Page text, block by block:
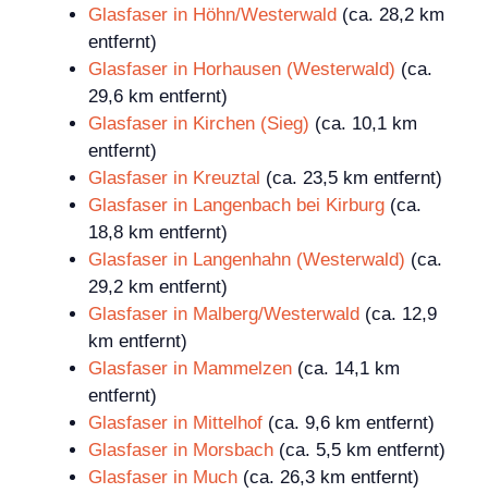
Glasfaser in Höhn/Westerwald (ca. 28,2 km
entfernt)
Glasfaser in Horhausen (Westerwald) (ca.
29,6 km entfernt)
Glasfaser in Kirchen (Sieg) (ca. 10,1 km
entfernt)
Glasfaser in Kreuztal (ca. 23,5 km entfernt)
Glasfaser in Langenbach bei Kirburg (ca.
18,8 km entfernt)
Glasfaser in Langenhahn (Westerwald) (ca.
29,2 km entfernt)
Glasfaser in Malberg/Westerwald (ca. 12,9
km entfernt)
Glasfaser in Mammelzen (ca. 14,1 km
entfernt)
Glasfaser in Mittelhof (ca. 9,6 km entfernt)
Glasfaser in Morsbach (ca. 5,5 km entfernt)
Glasfaser in Much (ca. 26,3 km entfernt)